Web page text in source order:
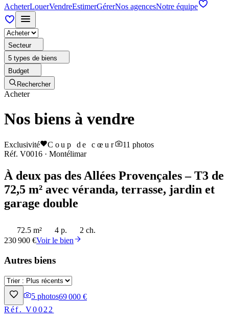
AcheterLouerVendreEstimerGérerNos agencesNotre équipe
Secteur
5 types de biens
Budget
Rechercher
Acheter
Nos biens à vendre
Exclusivité Coup de cœur 11 photos
Réf. V0016 · Montélimar
À deux pas des Allées Provençales – T3 de
72,5 m² avec véranda, terrasse, jardin et
garage double
72.5 m² 4 p.
2 ch.
230 900 €Voir le bien
Autres biens
5 photos69 000 €
Réf.V0022